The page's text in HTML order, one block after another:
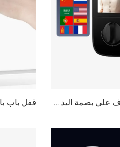
قفل كهربائي رقمي ذكي مع التعرف على بصمة اليد والأوردة باستخدام البطاقة للمنزل Tenon K10 Pro